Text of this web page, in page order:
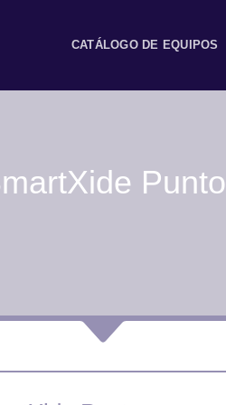
CATÁLOGO DE EQUIPOS
Punto